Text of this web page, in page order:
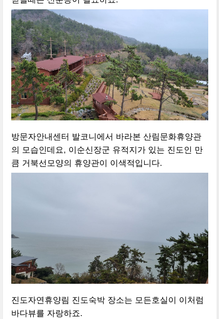
방문자안내센터 발코니에서 바라본 산림문화휴양관
의 모습인데요, 이순신장군 유적지가 있는 진도인 만
큼 거북선모양의 휴양관이 이색적입니다.
진도자연휴양림 진도숙박 장소는 모든호실이 이처럼
바다뷰를 자랑하죠.